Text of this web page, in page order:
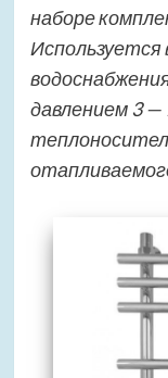
наборе
Используется
давлением 3